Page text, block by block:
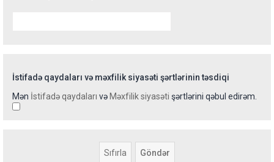
İstifadə qaydaları və məxfilik siyasəti şərtlərinin təsdiqi
Mən İstifadə qaydaları vəMəxfilik siyasəti şərtlərini qəbul edirəm.